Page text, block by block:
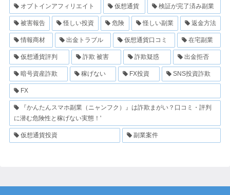
オプトインアフィリエイト 仮想通貨 検証が完了済み副業
被害報告 怪しい投資 危険 怪しい副業 返金方法
情報商材 出金トラブル 仮想通貨口コミ 在宅副業
仮想通貨評判 詐欺 被害 詐欺疑惑 出金拒否
暗号資産詐欺 稼げない FX投資 SNS投資詐欺
FX
『かんたんスマホ副業（ニャンフク）』は詐欺まがい？口コミ・評判
に潜む危険性と稼げない実態！'
仮想通貨投資 副業案件